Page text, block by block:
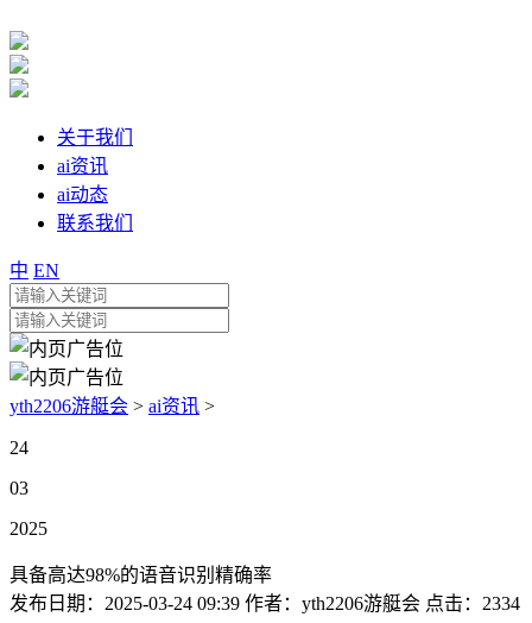
关于我们
ai资讯
ai动态
联系我们
中 EN
yth2206游艇会 > ai资讯 >
24
03
2025
具备高达98%的语音识别精确率
发布日期： 2025-03-24 09:39 作者： yth2206游艇会 点击： 2334